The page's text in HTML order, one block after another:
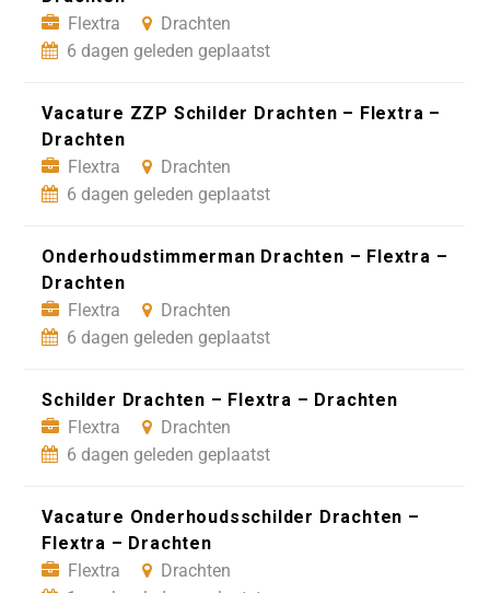
Flextra
Drachten
6 dagen geleden geplaatst
Vacature ZZP Schilder Drachten – Flextra –
Drachten
Flextra
Drachten
6 dagen geleden geplaatst
Onderhoudstimmerman Drachten – Flextra –
Drachten
Flextra
Drachten
6 dagen geleden geplaatst
Schilder Drachten – Flextra – Drachten
Flextra
Drachten
6 dagen geleden geplaatst
Vacature Onderhoudsschilder Drachten –
Flextra – Drachten
Flextra
Drachten